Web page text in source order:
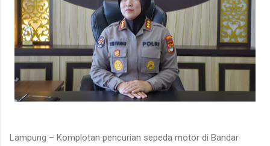
Lampung – Komplotan pencurian sepeda motor di Bandar